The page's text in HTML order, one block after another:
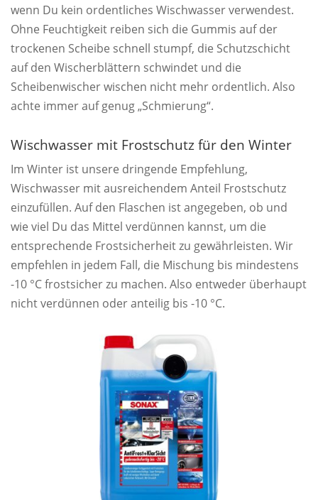
wenn Du kein ordentliches Wischwasser verwendest.
Ohne Feuchtigkeit reiben sich die Gummis auf der
trockenen Scheibe schnell stumpf, die Schutzschicht
auf den Wischerblättern schwindet und die
Scheibenwischer wischen nicht mehr ordentlich. Also
achte immer auf genug „Schmierung“.
Wischwasser mit Frostschutz für den Winter
Im Winter ist unsere dringende Empfehlung,
Wischwasser mit ausreichendem Anteil Frostschutz
einzufüllen. Auf den Flaschen ist angegeben, ob und
wie viel Du das Mittel verdünnen kannst, um die
entsprechende Frostsicherheit zu gewährleisten. Wir
empfehlen in jedem Fall, die Mischung bis mindestens
-10 °C frostsicher zu machen. Also entweder überhaupt
nicht verdünnen oder anteilig bis -10 °C.